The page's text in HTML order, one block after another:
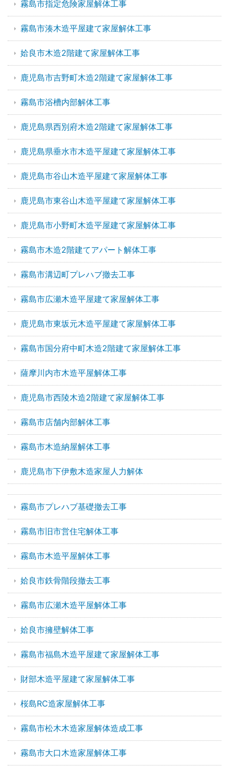
霧島市指定危険家屋解体工事
霧島市湊木造平屋建て家屋解体工事
姶良市木造2階建て家屋解体工事
鹿児島市吉野町木造2階建て家屋解体工事
霧島市浴槽内部解体工事
鹿児島県西別府木造2階建て家屋解体工事
鹿児島県垂水市木造平屋建て家屋解体工事
鹿児島市谷山木造平屋建て家屋解体工事
鹿児島市東谷山木造平屋建て家屋解体工事
鹿児島市小野町木造平屋建て家屋解体工事
霧島市木造2階建てアパート解体工事
霧島市溝辺町プレハブ撤去工事
霧島市広瀬木造平屋建て家屋解体工事
鹿児島市東坂元木造平屋建て家屋解体工事
霧島市国分府中町木造2階建て家屋解体工事
薩摩川内市木造平屋解体工事
鹿児島市西陵木造2階建て家屋解体工事
霧島市店舗内部解体工事
霧島市木造納屋解体工事
鹿児島市下伊敷木造家屋人力解体
霧島市プレハブ基礎撤去工事
霧島市旧市営住宅解体工事
霧島市木造平屋解体工事
姶良市鉄骨階段撤去工事
霧島市広瀬木造平屋解体工事
姶良市擁壁解体工事
霧島市福島木造平屋建て家屋解体工事
財部木造平屋建て家屋解体工事
桜島RC造家屋解体工事
霧島市松木木造家屋解体造成工事
霧島市大口木造家屋解体工事